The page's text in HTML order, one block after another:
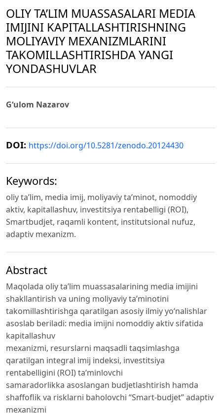
OLIY TA’LIM MUASSASALARI MEDIA
IMIJINI KAPITALLASHTIRISHNING
MOLIYAVIY MEXANIZMLARINI
TAKOMILLASHTIRISHDA YANGI
YONDASHUVLAR
G‘ulom Nazarov
DOI: https://doi.org/10.5281/zenodo.20124430
Keywords:
oliy ta’lim, media imij, moliyaviy ta’minot, nomoddiy
aktiv, kapitallashuv, investitsiya rentabelligi (ROI),
Smartbudjet, raqamli kontent, institutsional nufuz,
adaptiv mexanizm.
Abstract
Maqolada oliy ta’lim muassasalarining media imijini
shakllantirish va uning moliyaviy ta’minotini
takomillashtirishga qaratilgan asosiy ilmiy yo‘nalishlar
asoslab beriladi: media imijni nomoddiy aktiv sifatida
kapitallashuv
mexanizmi, resurslarni maqsadli taqsimlashga
qaratilgan integral imij indeksi, investitsiya
rentabelligini (ROI) ta’minlovchi
samaradorlikka asoslangan budjetlashtirish hamda
shaffoflik va risklarni baholovchi “Smart-budjet” adaptiv
mexanizmi